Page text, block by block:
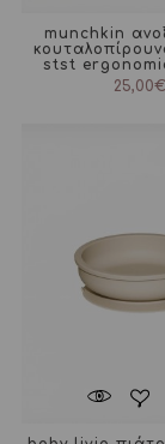
munchkin
stst
25,00€